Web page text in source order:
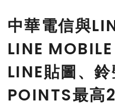
中華電信與
LINE
LINE貼圖、
POINTS最高